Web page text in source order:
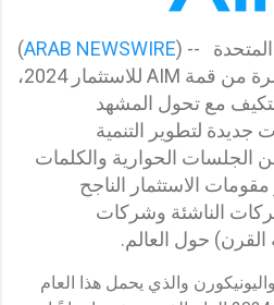
المتحدة -- (ARAB NEWSWIRE
)
-- تنظم الدورة الثالثة عشرة من قمة AIM للاستثمار 2024،
مع تحول المشهد
جديدة لتطوير التنمية
الجلسات الحوارية والكلمات
مقومات الاستثمار الناجح
الناشئة وشركات
القرن) حول العالم.
والذي يحمل هذا العام